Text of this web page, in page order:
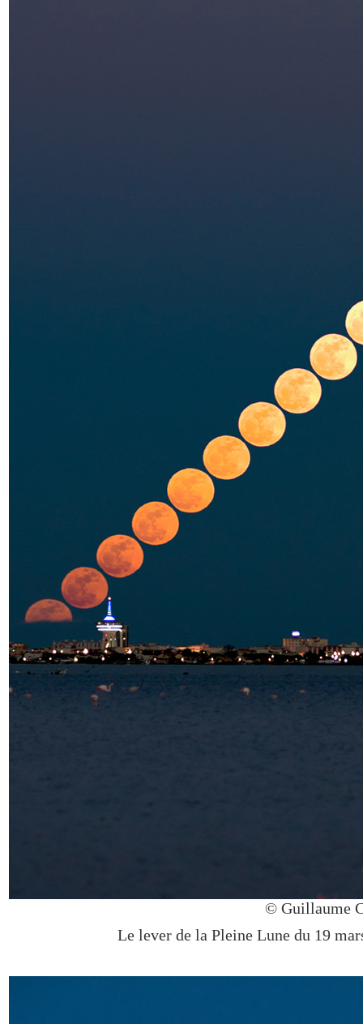
© Guillaume
Le lever de la Pleine Lune du 19